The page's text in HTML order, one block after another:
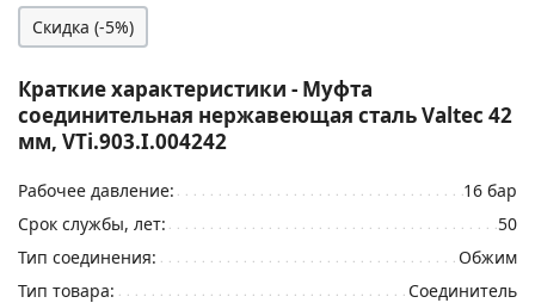
Скидка (-5%)
Краткие характеристики - Муфта
соединительная нержавеющая сталь Valtec 42
мм, VTi.903.I.004242
Рабочее давление:
16 бар
Срок службы, лет:
50
Тип соединения:
Обжим
Тип товара:
Соединитель